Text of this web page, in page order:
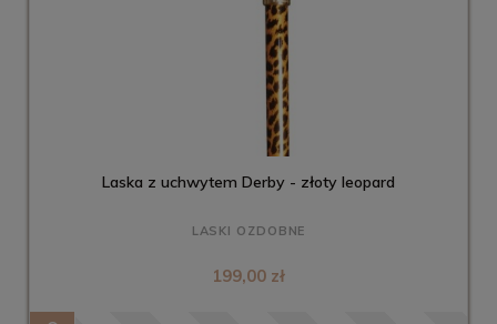
Laska z uchwytem Derby - złoty leopard
LASKI OZDOBNE
199,00 zł